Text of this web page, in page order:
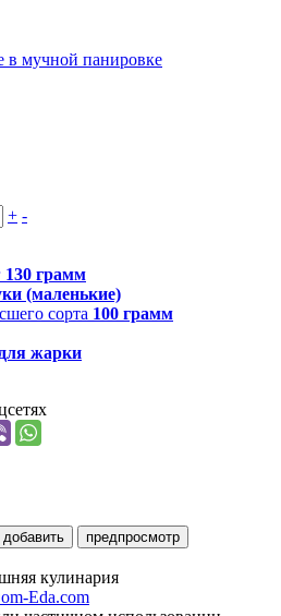
в мучной панировке
+ -
130 грамм
(маленькие)
сорта 100 грамм
для жарки
добавить предпросмотр
кулинария
Eda.com